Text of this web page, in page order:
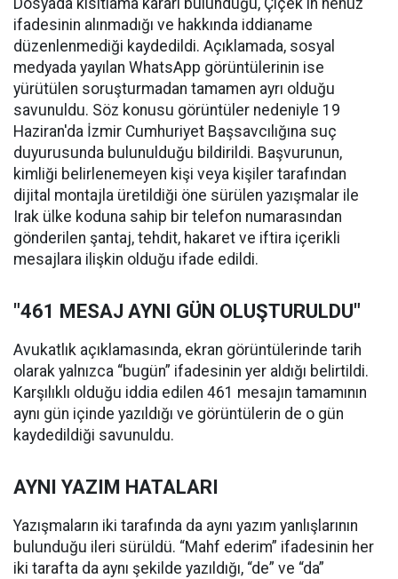
Dosyada kısıtlama kararı bulunduğu, Çiçek'in henüz
ifadesinin alınmadığı ve hakkında iddianame
düzenlenmediği kaydedildi. Açıklamada, sosyal
medyada yayılan WhatsApp görüntülerinin ise
yürütülen soruşturmadan tamamen ayrı olduğu
savunuldu. Söz konusu görüntüler nedeniyle 19
Haziran'da İzmir Cumhuriyet Başsavcılığına suç
duyurusunda bulunulduğu bildirildi. Başvurunun,
kimliği belirlenemeyen kişi veya kişiler tarafından
dijital montajla üretildiği öne sürülen yazışmalar ile
Irak ülke koduna sahip bir telefon numarasından
gönderilen şantaj, tehdit, hakaret ve iftira içerikli
mesajlara ilişkin olduğu ifade edildi.
"461 MESAJ AYNI GÜN OLUŞTURULDU"
Avukatlık açıklamasında, ekran görüntülerinde tarih
olarak yalnızca “bugün” ifadesinin yer aldığı belirtildi.
Karşılıklı olduğu iddia edilen 461 mesajın tamamının
aynı gün içinde yazıldığı ve görüntülerin de o gün
kaydedildiği savunuldu.
AYNI YAZIM HATALARI
Yazışmaların iki tarafında da aynı yazım yanlışlarının
bulunduğu ileri sürüldü. “Mahf ederim” ifadesinin her
iki tarafta da aynı şekilde yazıldığı, “de” ve “da”